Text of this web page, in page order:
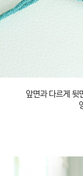
앞면과 다르게 뒷